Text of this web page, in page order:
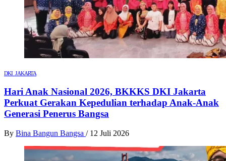
DKI JAKARTA
Hari Anak Nasional 2026, BKKKS DKI Jakarta
Perkuat Gerakan Kepedulian terhadap Anak-Anak
Generasi Penerus Bangsa
By Bina Bangun Bangsa / 12 Juli 2026